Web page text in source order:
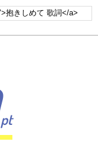
pt